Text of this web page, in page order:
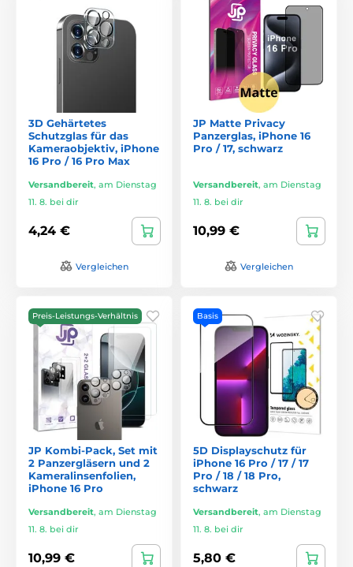
3D Gehärtetes
Schutzglas für das
Kameraobjektiv, iPhone
16 Pro / 16 Pro Max
Versandbereit, am Dienstag
11. 8. bei dir
4,24 €
Vergleichen
JP Matte Privacy
Panzerglas, iPhone 16
Pro / 17, schwarz
Versandbereit, am Dienstag
11. 8. bei dir
10,99 €
Vergleichen
Preis-Leistungs-Verhältnis
JP Kombi-Pack, Set mit
2 Panzergläsern und 2
Kameralinsenfolien,
iPhone 16 Pro
Versandbereit, am Dienstag
11. 8. bei dir
10,99 €
Basis
5D Displayschutz für
iPhone 16 Pro / 17 / 17
Pro / 18 / 18 Pro,
schwarz
Versandbereit, am Dienstag
11. 8. bei dir
5,80 €